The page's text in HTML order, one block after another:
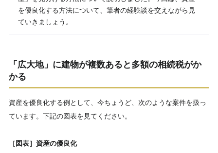
を優良化する方法について、筆者の経験談を交えながら見
ていきましょう。
「広大地」に建物が複数あると多額の相続税がか
かる
資産を優良化する例として、今ちょうど、次のような案件を扱っ
ています。下記の図表を見てください。
［図表］資産の優良化